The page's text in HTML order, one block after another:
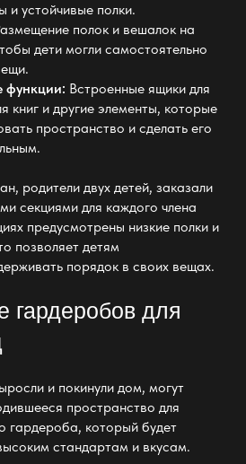
и устойчивые полки.
полок и вешалок на
дети могли самостоятельно
функции: Встроенные ящики для
книг и другие элементы, которые
пространство и сделать его
родители двух детей, заказали
секциями для каждого члена
предусмотрены низкие полки и
позволяет детям
порядок в своих вещах.
гардеробов для
и покинули дом, могут
пространство для
гардероба, который будет
стандартам и вкусам.